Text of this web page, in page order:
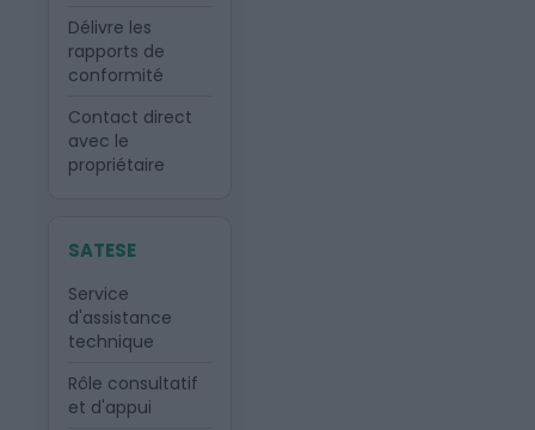
Délivre les
rapports de
conformité
Contact direct
avec le
propriétaire
SATESE
Service
d'assistance
technique
Rôle consultatif
et d'appui